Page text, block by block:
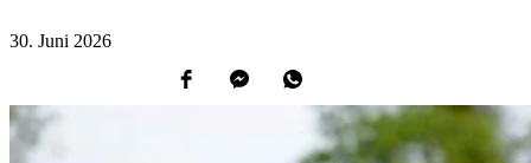
30. Juni 2026